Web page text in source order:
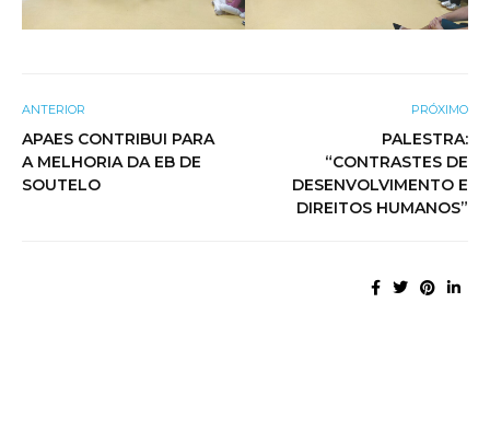
ANTERIOR
APAES CONTRIBUI PARA
A MELHORIA DA EB DE
SOUTELO
PRÓXIMO
PALESTRA:
“CONTRASTES DE
DESENVOLVIMENTO E
DIREITOS HUMANOS”